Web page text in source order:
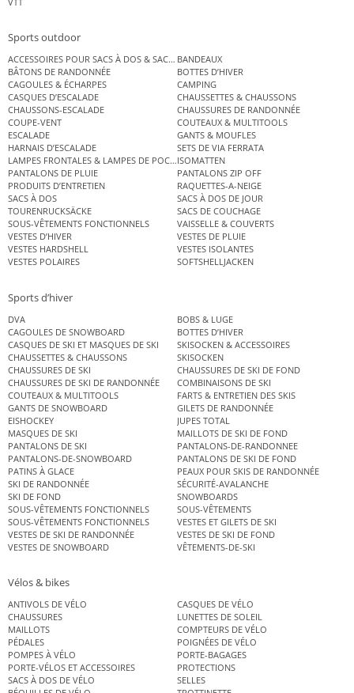
Sports outdoor
ACCESSOIRES POUR SACS À DOS & SACS ÉTANCHES
BANDEAUX
BÂTONS DE RANDONNÉE
BOTTES D’HIVER
CAGOULES & ÉCHARPES
CAMPING
CASQUES D’ESCALADE
CHAUSSETTES & CHAUSSONS
CHAUSSONS-ESCALADE
CHAUSSURES DE RANDONNÉE
COUPE-VENT
COUTEAUX & MULTITOOLS
ESCALADE
GANTS & MOUFLES
HARNAIS D’ESCALADE
SETS DE VIA FERRATA
LAMPES FRONTALES & LAMPES DE POCHEISOMATTEN
PANTALONS DE PLUIE
PANTALONS ZIP OFF
PRODUITS D’ENTRETIEN
RAQUETTES-A-NEIGE
SACS À DOS
SACS À DOS DE JOUR
TOURENRUCKSÄCKE
SACS DE COUCHAGE
SOUS-VÊTEMENTS FONCTIONNELS
VAISSELLE & COUVERTS
VESTES D’HIVER
VESTES DE PLUIE
VESTES HARDSHELL
VESTES ISOLANTES
VESTES POLAIRES
SOFTSHELLJACKEN
Sports d’hiver
DVA
BOBS & LUGE
CAGOULES DE SNOWBOARD
BOTTES D’HIVER
CASQUES DE SKI ET MASQUES DE SKI
SKISOCKEN & ACCESSOIRES
CHAUSSETTES & CHAUSSONS
SKISOCKEN
CHAUSSURES DE SKI
CHAUSSURES DE SKI DE FOND
CHAUSSURES DE SKI DE RANDONNÉE
COMBINAISONS DE SKI
COUTEAUX & MULTITOOLS
FARTS & ENTRETIEN DES SKIS
GANTS DE SNOWBOARD
GILETS DE RANDONNÉE
EISHOCKEY
JUPES TOTAL
MASQUES DE SKI
MAILLOTS DE SKI DE FOND
PANTALONS DE SKI
PANTALONS-DE-RANDONNEE
PANTALONS-DE-SNOWBOARD
PANTALONS DE SKI DE FOND
PATINS À GLACE
PEAUX POUR SKIS DE RANDONNÉE
SKI DE RANDONNÉE
SÉCURITÉ-AVALANCHE
SKI DE FOND
SNOWBOARDS
SOUS-VÊTEMENTS FONCTIONNELS
SOUS-VÊTEMENTS
SOUS-VÊTEMENTS FONCTIONNELS
VESTES ET GILETS DE SKI
VESTES DE SKI DE RANDONNÉE
VESTES DE SKI DE FOND
VESTES DE SNOWBOARD
VÊTEMENTS-DE-SKI
Vélos & bikes
ANTIVOLS DE VÉLO
CASQUES DE VÉLO
CHAUSSURES
LUNETTES DE SOLEIL
MAILLOTS
COMPTEURS DE VÉLO
PÉDALES
POIGNÉES DE VÉLO
POMPES À VÉLO
PORTE-BAGAGES
PORTE-VÉLOS ET ACCESSOIRES
PROTECTIONS
SACS À DOS DE VÉLO
SELLES